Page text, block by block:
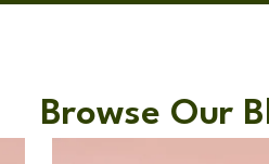
Browse Our